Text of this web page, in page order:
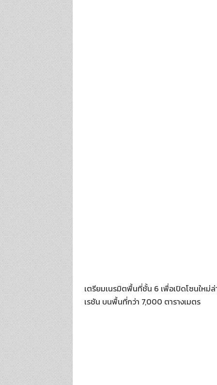
เตรียมเนรมิตพื้นที่ชั้น 6 เพื่อเปิดโซนใหม่ล่
เรชัน บนพื้นที่กว่า 7,000 ตารางเมตร